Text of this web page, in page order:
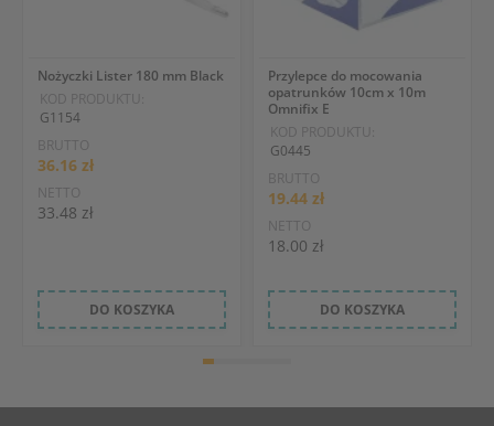
Nożyczki Lister 180 mm Black
KOD PRODUKTU:
G1154
BRUTTO
36.16 zł
NETTO
33.48 zł
DO KOSZYKA
Przylepce do mocowania
opatrunków 10cm x 10m
Omnifix E
KOD PRODUKTU:
G0445
BRUTTO
19.44 zł
NETTO
18.00 zł
DO KOSZYKA